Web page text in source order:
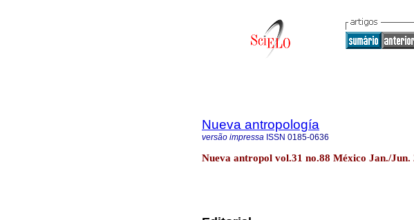
Nueva antropología
versão impressa ISSN 0185-0636
Nueva antropol vol.31 no.88 México Jan./Jun.